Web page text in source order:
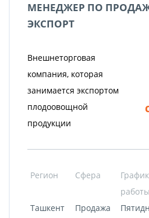
МЕНЕДЖЕР ПО
ЭКСПОРТ
Внешнеторговая
компания, которая
занимается экспортом
плодоовощной
продукции
Регион Сфера
График
работы
Ташкент
Продажа